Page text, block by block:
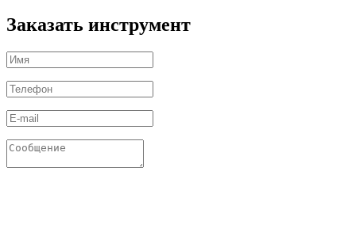
Заказать инструмент